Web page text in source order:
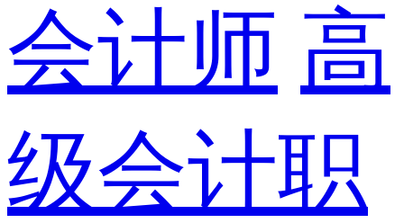
会计师 高
级会计职